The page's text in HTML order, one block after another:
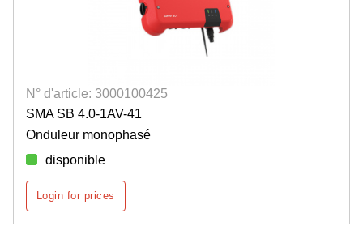
N° d'article: 3000100425
SMA SB 4.0-1AV-41
Onduleur monophasé
disponible
Login for prices